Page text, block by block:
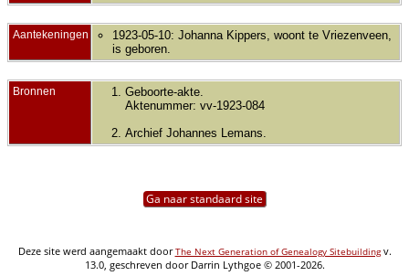
Aantekeningen
1923-05-10: Johanna Kippers, woont te Vriezenveen,
is geboren.
Bronnen
Geboorte-akte.
Aktenummer: vv-1923-084
Archief Johannes Lemans.
Ga naar standaard site
Deze site werd aangemaakt doorThe Next Generation of Genealogy Sitebuildingv.
13.0, geschreven door Darrin Lythgoe © 2001-2026.